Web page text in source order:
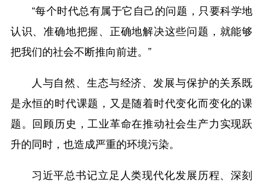
“每个时代总有属于它自己的问题，只要科学地
认识、准确地把握、正确地解决这些问题，就能够
把我们的社会不断推向前进。”
人与自然、生态与经济、发展与保护的关系既
是永恒的时代课题，又是随着时代变化而变化的课
题。回顾历史，工业革命在推动社会生产力实现跃
升的同时，也造成严重的环境污染。
习近平总书记立足人类现代化发展历程、深刻